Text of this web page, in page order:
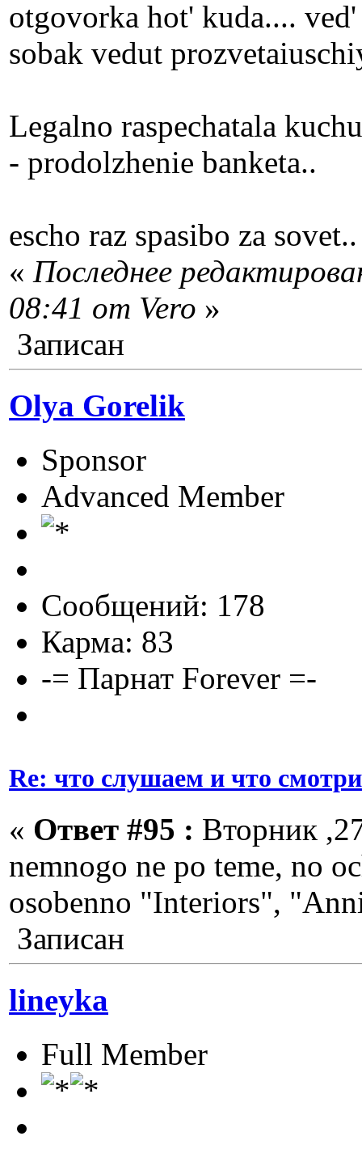
otgovorka hot' kuda....
sobak vedut
Legalno raspechatala
- prodolzhenie banketa..
escho raz spasibo za sovet..
« Последнее
08:41 от Vero »
Записан
Olya Gorelik
Sponsor
Advanced Member
Сообщений: 178
Карма: 83
-= Парнат Forever =-
Re: что слушаем и что
« Ответ #95 : Вторник
nemnogo ne po teme, no
osobenno "Interiors",
Записан
lineyka
Full Member